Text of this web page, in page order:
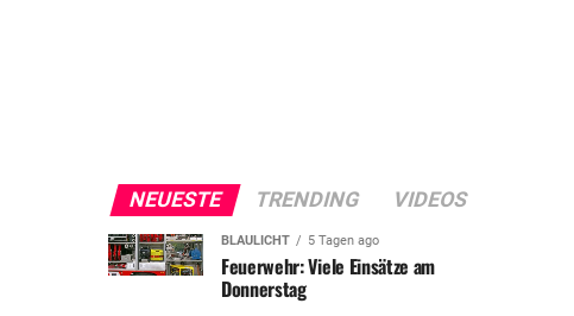
NEUESTE TRENDING VIDEOS
BLAULICHT 5 Tagen ago
Feuerwehr: Viele Einsätze am
Donnerstag